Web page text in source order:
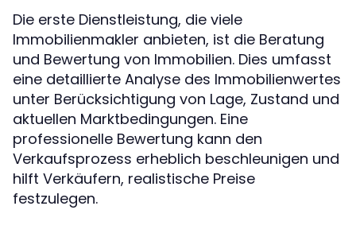
Die erste Dienstleistung, die viele
Immobilienmakler anbieten, ist die Beratung
und Bewertung von Immobilien. Dies umfasst
eine detaillierte Analyse des Immobilienwertes
unter Berücksichtigung von Lage, Zustand und
aktuellen Marktbedingungen. Eine
professionelle Bewertung kann den
Verkaufsprozess erheblich beschleunigen und
hilft Verkäufern, realistische Preise
festzulegen.